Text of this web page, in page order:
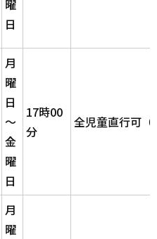
曜
日
月
曜
日
～
金
曜
日
17時00
分
全児童直行可（
月
曜